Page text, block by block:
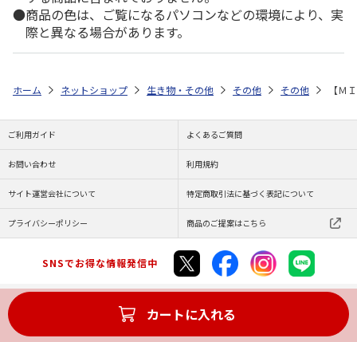
商品の色は、ご覧になるパソコンなどの環境により、実
際と異なる場合があります。
カートに入れる
ホーム ネットショップ 生き物・その他 その他 その他 【Ｍ
ご利用ガイド よくあるご質問
お問い合わせ 利用規約
サイト運営会社について 特定商取引法に基づく表記について
プライバシーポリシー 商品のご提案はこちら
SNSでお得な情報発信中